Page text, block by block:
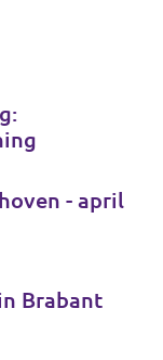
- april
Brabant